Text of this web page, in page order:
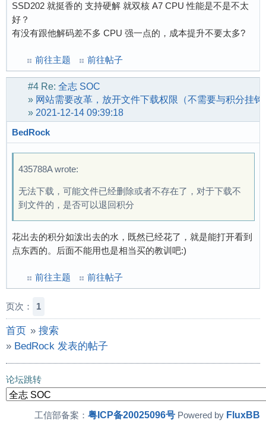
SSD202 就挺香的 支持硬解 就双核 A7 CPU 性能是不是不太
好？
有没有跟他解码差不多 CPU 强一点的，成本提升不要太多?
前往主题 前往帖子
#4 Re: 全志 SOC
» 网站需要改革，放开文件下载权限（不需要与积分挂钩
» 2021-12-14 09:39:18
BedRock
435788A wrote:
无法下载，可能文件已经删除或者不存在了，对于下载不
到文件的，是否可以退回积分
花出去的积分如泼出去的水，既然已经花了，就是能打开看到
点东西的。后面不能用也是相当买的教训吧:)
前往主题 前往帖子
页次： 1
首页 » 搜索
» BedRock 发表的帖子
论坛跳转
工信部备案： 粤ICP备20025096号 Powered by FluxBB